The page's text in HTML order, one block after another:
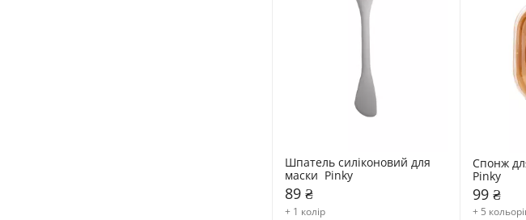
Шпатель силіконовий для
маски  Pinky
89 ₴
+ 1 колір
Спонж
Pinky
99 ₴
+ 5